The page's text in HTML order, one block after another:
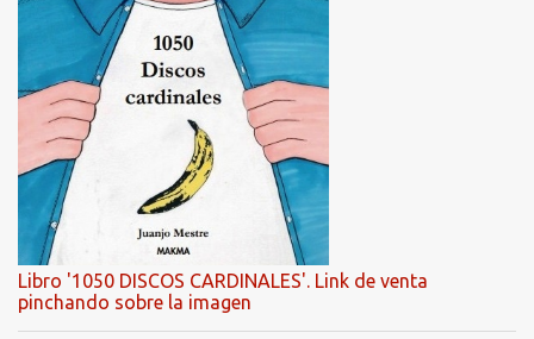
Libro '1050 DISCOS CARDINALES'. Link de venta
pinchando sobre la imagen